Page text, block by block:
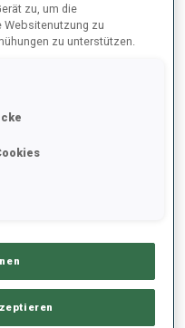
zu, um die
Websitenutzung zu
zu unterstützen.